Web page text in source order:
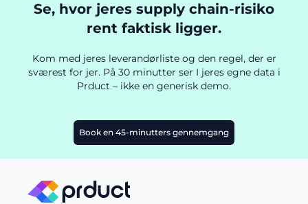
Se, hvor jeres supply chain-risiko
rent faktisk ligger.
Kom med jeres leverandørliste og den regel, der er
sværest for jer. På 30 minutter ser I jeres egne data i
Prduct – ikke en generisk demo.
Book en 45-minutters gennemgang